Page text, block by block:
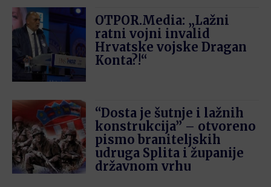
OTPOR.Media: „Lažni
ratni vojni invalid
Hrvatske vojske Dragan
Konta?!“
“Dosta je šutnje i lažnih
konstrukcija” – otvoreno
pismo braniteljskih
udruga Splita i županije
državnom vrhu